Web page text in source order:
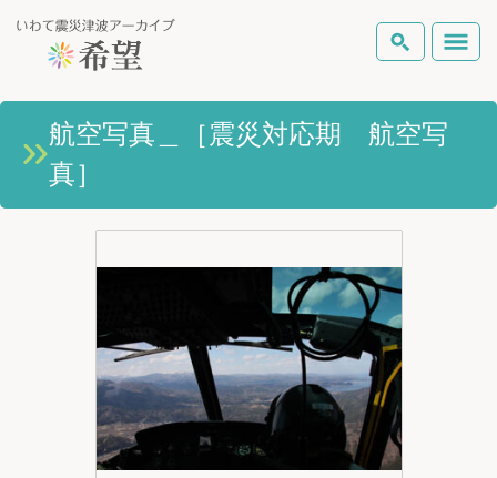
いわて震災津波アーカイブとは
岩手県の被害状況
Foreign Laguage
検索
航空写真＿［震災対応期 航空写
真］